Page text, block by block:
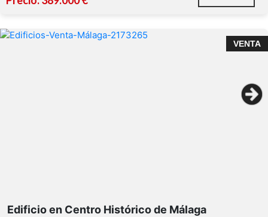
VENTA
Edificio en Centro Histórico de Málaga